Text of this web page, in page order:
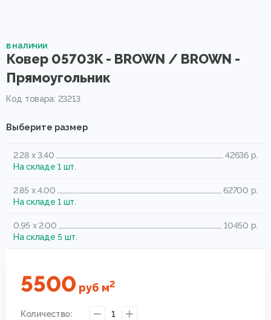
в наличии
Ковер 05703K - BROWN / BROWN -
Прямоугольник
Код товара: 23213
Выберите размер
2.28 x 3.40
42636 р.
На складе 1 шт.
2.85 x 4.00
62700 р.
На складе 1 шт.
0.95 x 2.00
10450 р.
На складе 5 шт.
5500 руб м2
Количество: 1